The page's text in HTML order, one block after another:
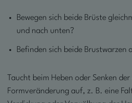
Bewegen sich beide Brüste
und nach unten?
Befinden sich beide Brustwarzen
Taucht beim Heben oder Senken
Formveränderung auf, z. B. eine